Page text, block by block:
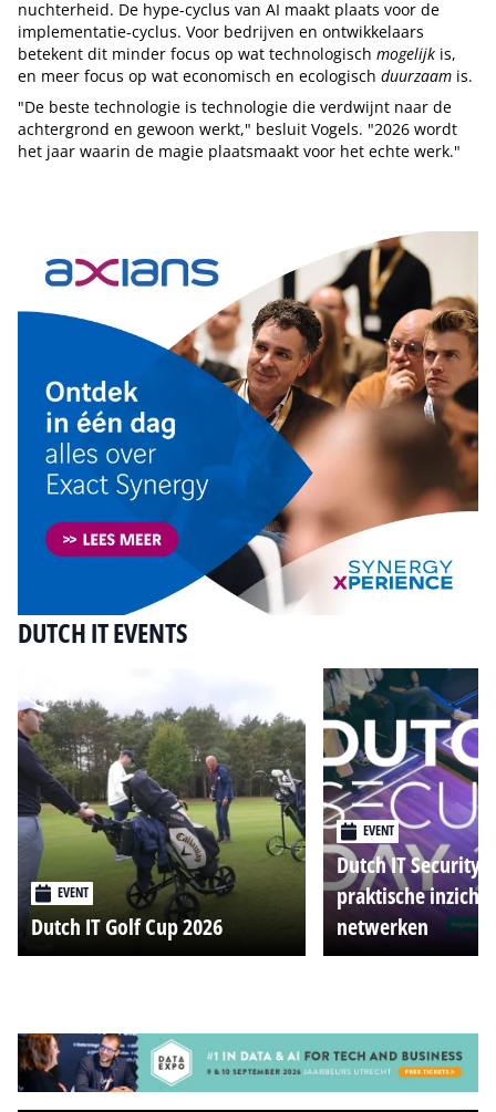
nuchterheid. De hype-cyclus van AI maakt plaats voor de
implementatie-cyclus. Voor bedrijven en ontwikkelaars
betekent dit minder focus op wat technologisch mogelijk is,
en meer focus op wat economisch en ecologisch duurzaam is.
"De beste technologie is technologie die verdwijnt naar de
achtergrond en gewoon werkt," besluit Vogels. "2026 wordt
het jaar waarin de magie plaatsmaakt voor het echte werk."
DUTCH IT EVENTS
EVENT
Dutch IT Golf Cup 2026
EVENT
Dutch IT Security
praktische
netwerken